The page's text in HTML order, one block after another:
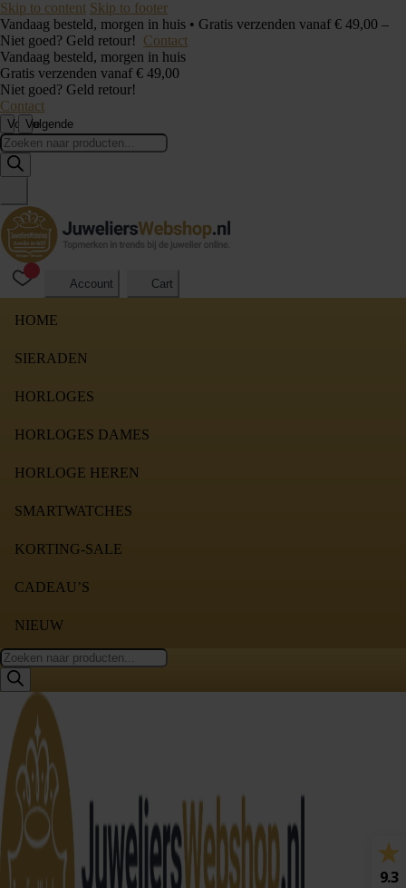
Skip to content Skip to footer
Vandaag besteld, morgen in huis • Gratis verzenden vanaf € 49,00 –
Niet goed? Geld retour! Contact
Vandaag besteld, morgen in huis
Gratis verzenden vanaf € 49,00
Niet goed? Geld retour!
Contact
VorigeVolgende
Producten
zoeken
Account Cart
HOME
SIERADEN
HORLOGES
HORLOGES DAMES
HORLOGE HEREN
SMARTWATCHES
KORTING-SALE
CADEAU’S
NIEUW
Producten
zoeken
9.3